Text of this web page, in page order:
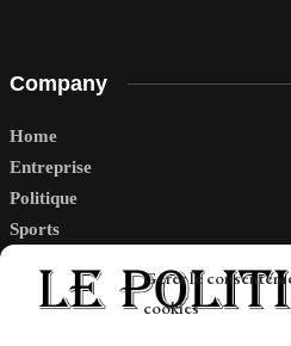
Gérer le
cookies
Company
Home
Entreprise
Politique
Sports